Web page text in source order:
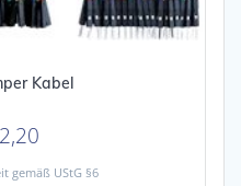
Kabel
2,20
gemäß UStG §6